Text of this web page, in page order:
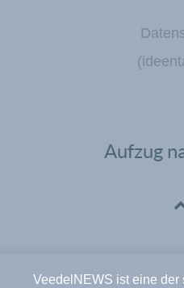
Aufzug
VeedelNEWS ist eine